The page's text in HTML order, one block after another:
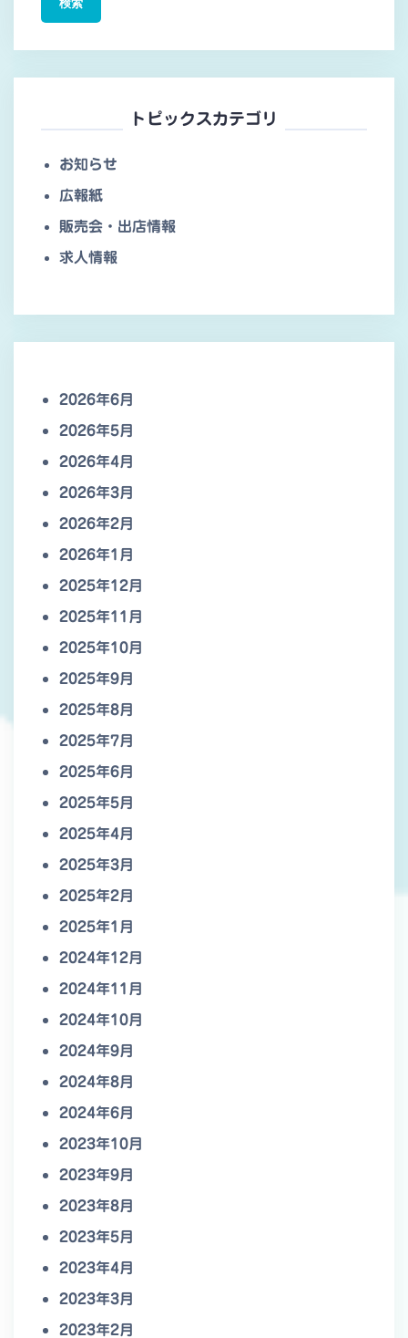
トピックスカテゴリ
お知らせ
広報紙
販売会・出店情報
求人情報
2026年6月
2026年5月
2026年4月
2026年3月
2026年2月
2026年1月
2025年12月
2025年11月
2025年10月
2025年9月
2025年8月
2025年7月
2025年6月
2025年5月
2025年4月
2025年3月
2025年2月
2025年1月
2024年12月
2024年11月
2024年10月
2024年9月
2024年8月
2024年6月
2023年10月
2023年9月
2023年8月
2023年5月
2023年4月
2023年3月
2023年2月